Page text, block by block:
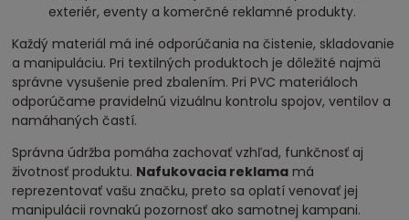
exteriér, eventy a komerčné reklamné produkty.
Každý materiál má iné odporúčania na čistenie, skladovanie
a manipuláciu. Pri textilných produktoch je dôležité najmä
správne vysušenie pred zbalením. Pri PVC materiáloch
odporúčame pravidelnú vizuálnu kontrolu spojov, ventilov a
namáhaných častí.
Správna údržba pomáha zachovať vzhľad, funkčnosť aj
životnosť produktu. Nafukovacia reklama má
reprezentovať vašu značku, preto sa oplatí venovať jej
manipulácii rovnakú pozornosť ako samotnej kampani.